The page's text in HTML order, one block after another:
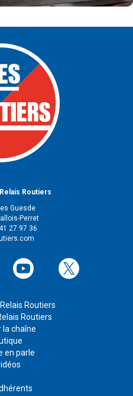
Routiers
Guesde
Perret
27 97 36
Routiers
Routiers
la chaîne
en parle